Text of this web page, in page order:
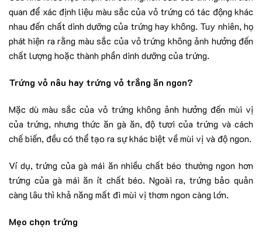
quan để xác định liệu màu sắc của vỏ trứng có tác động khác
nhau đến chất dinh dưỡng của trứng hay không. Tuy nhiên, họ
phát hiện ra rằng màu sắc của vỏ trứng không ảnh hưởng đến
chất lượng hoặc thành phần dinh dưỡng của trứng.
Trứng vỏ nâu hay trứng vỏ trắng ăn ngon?
Mặc dù màu sắc của vỏ trứng không ảnh hưởng đến mùi vị
của trứng, nhưng thức ăn gà ăn, độ tươi của trứng và cách
chế biến, đều có thể tạo ra sự khác biệt về mùi vị và độ ngon.
Ví dụ, trứng của gà mái ăn nhiều chất béo thường ngon hơn
trứng của gà mái ăn ít chất béo. Ngoài ra, trứng bảo quản
càng lâu thì khả năng mất đi mùi vị thơm ngon càng lớn.
Mẹo chọn trứng